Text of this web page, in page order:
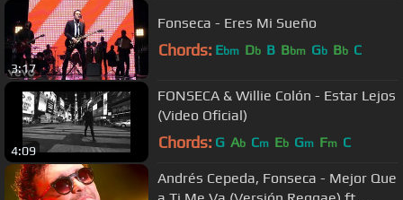
3:17
Fonseca - Eres Mi Sueño
Chords: Ebm Db B Bbm Gb Bb C
4:09
FONSECA & Willie Colón - Estar Lejos
(Video Oficial)
Chords: G Ab Cm Eb Gm Fm C
Andrés Cepeda, Fonseca - Mejor Que